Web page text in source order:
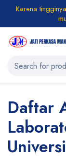
Karena
Daftar